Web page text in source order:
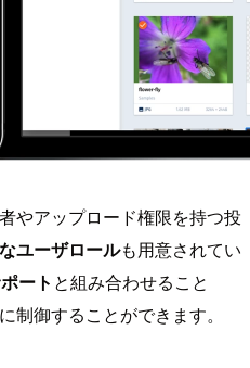
やアップロード権限を持つ投
ユーザロールも用意されてい
ート と組み合わせること
制御することができます。